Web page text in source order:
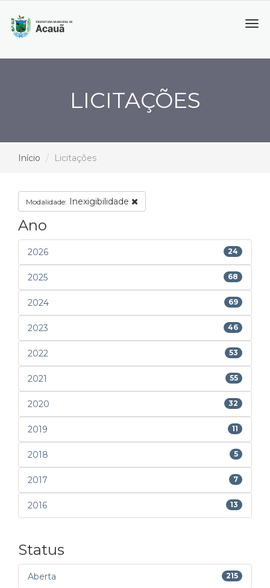
LICITAÇÕES
Início Licitações
Modalidade: Inexigibilidade
Ano
2026 24
2025 68
2024 69
2023 46
2022 53
2021 55
2020 32
2019 11
2018 5
2017 7
2016 13
Status
Aberta 215